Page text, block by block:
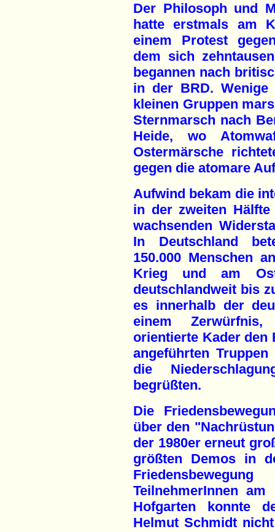
Der Philosoph und
hatte erstmals am
einem Protest
dem sich
begannen nach
in der BRD. Wenige
kleinen Gruppen
Sternmarsch nach
Heide, wo
Ostermärsche
gegen die atomare
Aufwind bekam die
in der zweiten
wachsenden
In Deutschland
150.000 Menschen
Krieg und am
deutschlandweit bis
es innerhalb der
einem Zerwürfnis,
orientierte Kader den
angeführten
die
begrüßten.
Die
über den
der 1980er erneut
größten Demos in
TeilnehmerInnen
Hofgarten konnte
Helmut Schmidt